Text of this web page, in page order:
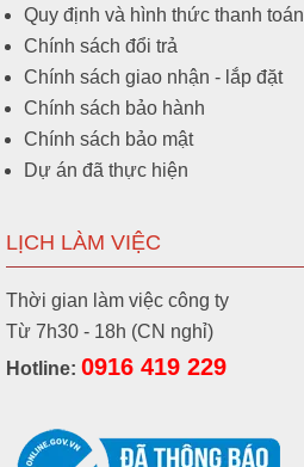
Quy định và hình thức thanh toán
Chính sách đổi trả
Chính sách giao nhận - lắp đặt
Chính sách bảo hành
Chính sách bảo mật
Dự án đã thực hiện
LỊCH LÀM VIỆC
Thời gian làm việc công ty
Từ 7h30 - 18h (CN nghỉ)
Hotline: 0916 419 229